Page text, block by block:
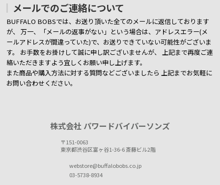
メールでのご連絡について
BUFFALO BOBSでは、お送り頂いた全てのメールに返信しております
が、 万一、「メールの返事がない」という場合は、アドレスエラー(メ
ールアドレスが間違っていた)で、お送りできていない可能性がございま
す。 お手数をお掛けして誠に申し訳ございませんが、 上記まで再度ご連
絡いただきますよう宜しくお願い申し上げます。
また商品や購入方法に対する質問などございましたら上記までお気軽に
お問い合わせください。
株式会社 パワードバイパーソンズ
〒151-0063
東京都渋谷区富ヶ谷1-36-6 斎藤ビル2階
webstore@buffalobobs.co.jp
03-5738-8934